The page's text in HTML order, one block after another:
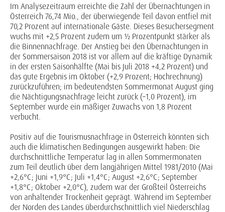
Im Analysezeitraum erreichte die Zahl der Übernachtungen in
Österreich 76,74 Mio., der überwiegende Teil davon entfiel mit
70,2 Prozent auf internationale Gäste. Dieses Besuchersegment
wuchs mit +2,5 Prozent zudem um ½ Prozentpunkt stärker als
die Binnennachfrage. Der Anstieg bei den Übernachtungen in
der Sommersaison 2018 ist vor allem auf die kräftige Dynamik
in der ersten Saisonhälfte (Mai bis Juli 2018 +4,2 Prozent) und
das gute Ergebnis im Oktober (+2,9 Prozent; Hochrechnung)
zurückzuführen; im bedeutendsten Sommermonat August ging
die Nächtigungsnachfrage leicht zurück (–1,0 Prozent), im
September wurde ein mäßiger Zuwachs von 1,8 Prozent
verbucht.
Positiv auf die Tourismusnachfrage in Österreich könnten sich
auch die klimatischen Bedingungen ausgewirkt haben: Die
durchschnittliche Temperatur lag in allen Sommermonaten
zum Teil deutlich über dem langjährigen Mittel 1981/2010 (Mai
+2,6°C; Juni +1,9°C; Juli +1,4°C; August +2,6°C; September
+1,8°C; Oktober +2,0°C), zudem war der Großteil Österreichs
von anhaltender Trockenheit geprägt. Während im September
der Norden des Landes überdurchschnittlich viel Niederschlag